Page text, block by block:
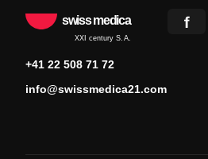
swiss medica
XXI century S.A.
+41 22 508 71 72
info@swissmedica21.com